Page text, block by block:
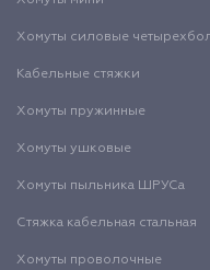
Хомуты силовые
Кабельные стяжки
Хомуты пружинные
Хомуты ушковые
Хомуты пыльника ШРУСа
Стяжка кабельная стальная
Хомуты проволочные